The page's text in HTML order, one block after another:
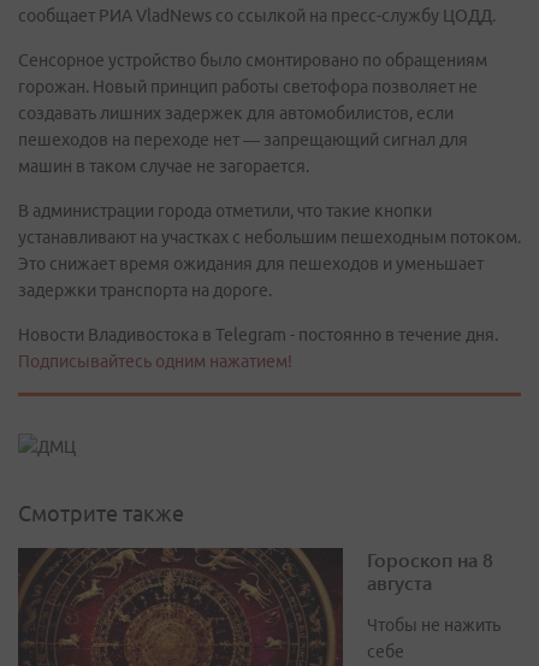
сообщает РИА VladNews со ссылкой на пресс-службу ЦОДД.
Сенсорное устройство было смонтировано по обращениям
горожан. Новый принцип работы светофора позволяет не
создавать лишних задержек для автомобилистов, если
пешеходов на переходе нет — запрещающий сигнал для
машин в таком случае не загорается.
В администрации города отметили, что такие кнопки
устанавливают на участках с небольшим пешеходным потоком.
Это снижает время ожидания для пешеходов и уменьшает
задержки транспорта на дороге.
Новости Владивостока в Telegram - постоянно в течение дня.
Подписывайтесь одним нажатием!
Смотрите также
Гороскоп на 8
августа
Чтобы не нажить
себе